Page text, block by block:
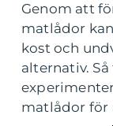
Genom att
matlådor
kost och
alternativ.
matlådor för